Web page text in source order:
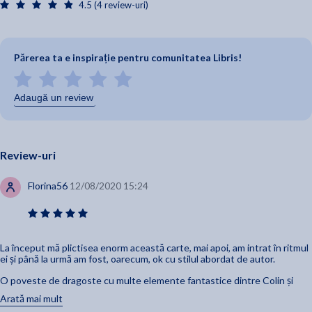
4.5 (4 review-uri)
Părerea ta e inspirație pentru comunitatea Libris!
Adaugă un review
Review-uri
Florina56 12/08/2020 15:24
La început mă plictisea enorm această carte, mai apoi, am intrat în ritmul
ei și până la urmă am fost, oarecum, ok cu stilul abordat de autor.
O poveste de dragoste cu multe elemente fantastice dintre Colin și
Arată mai mult